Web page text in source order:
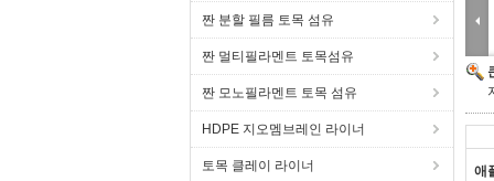
짠 분할 필름 토목 섬유
짠 멀티필라멘트 토목섬유
짠 모노필라멘트 토목 섬유
HDPE 지오멤브레인 라이너
토목 클레이 라이너 애